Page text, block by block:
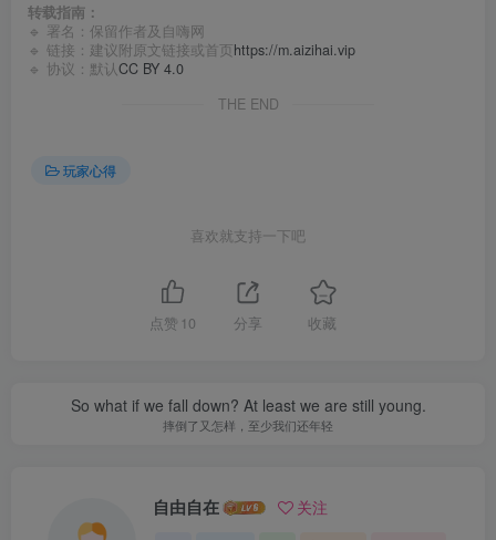
转载指南：
🔹 署名：保留作者及 自嗨网
🔹 链接：建议附原文链接或首页https://m.aizihai.vip
🔹 协议：默认CC BY 4.0
THE END
玩家心得
喜欢就支持一下吧
点赞 10 分享 收藏
So what if we fall down? At least we are still young.
摔倒了又怎样，至少我们还年轻
自由自在 关注